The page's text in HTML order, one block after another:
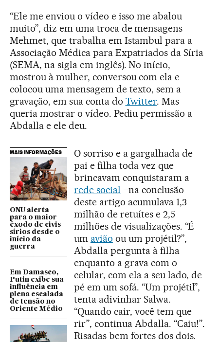
“Ele me enviou o vídeo e isso me abalou
muito”, diz em uma troca de mensagens
Mehmet, que trabalha em Istambul para a
Associação Médica para Expatriados da Síria
(SEMA, na sigla em inglês). No início,
mostrou à mulher, conversou com ela e
colocou uma mensagem de texto, sem a
gravação, em sua conta do Twitter. Mas
queria mostrar o vídeo. Pediu permissão a
Abdalla e ele deu.
MAIS INFORMAÇÕES
ONU alerta
para o maior
êxodo de civis
sírios desde o
início da
guerra
Em Damasco,
Putin exibe sua
influência em
plena escalada
de tensão no
Oriente Médio
O sorriso e a gargalhada de
pai e filha toda vez que
brincavam conquistaram a
rede social –na conclusão
deste artigo acumulava 1,3
milhão de retuítes e 2,5
milhões de visualizações. “É
um avião ou um projétil?”,
Abdalla pergunta à filha
enquanto a grava com o
celular, com ela a seu lado, de
pé em um sofá. “Um projétil”,
tenta adivinhar Salwa.
“Quando cair, você tem que
rir”, continua Abdalla. “Caiu!”.
Risadas bem fortes dos dois.